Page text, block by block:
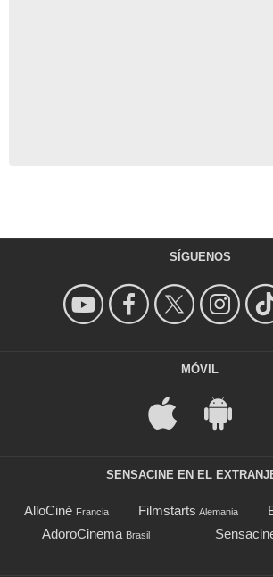
SÍGUENOS
MÓVIL
SENSACINE EN EL
AlloCiné Francia Filmstarts Alemania
AdoroCinema Brasil